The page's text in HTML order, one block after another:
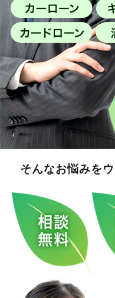
そんなお悩みを